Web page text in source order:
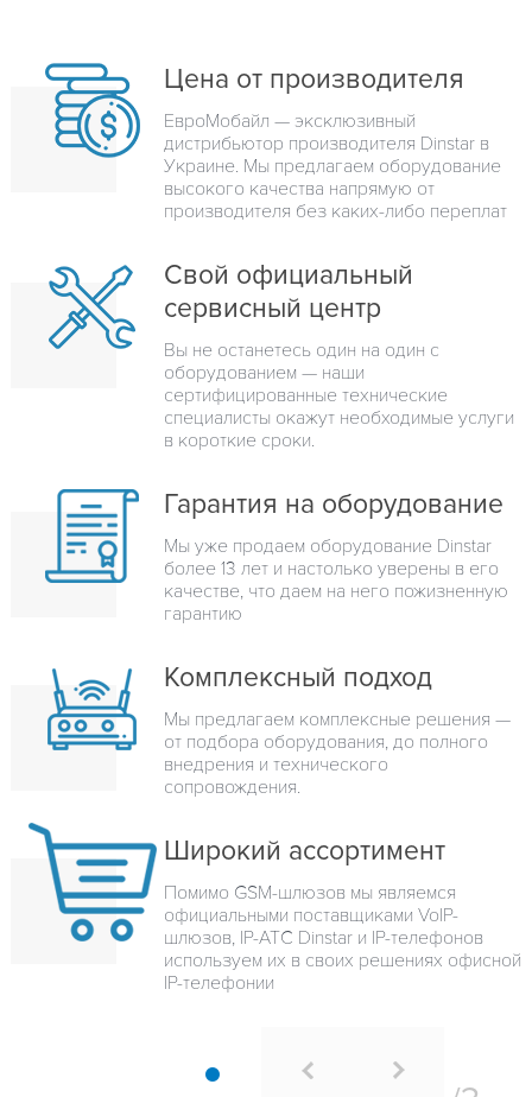
Цена от производителя
ЕвроМобайл — эксклюзивный
дистрибьютор производителя Dinstar в
Украине. Мы предлагаем оборудование
высокого качества напрямую от
производителя без каких-либо переплат
Свой официальный
сервисный центр
Вы не останетесь один на один с
оборудованием — наши
сертифицированные технические
специалисты окажут необходимые услуги
в короткие сроки.
Гарантия на оборудование
Мы уже продаем оборудование Dinstar
более 13 лет и настолько уверены в его
качестве, что даем на него пожизненную
гарантию
Комплексный подход
Мы предлагаем комплексные решения —
от подбора оборудования, до полного
внедрения и технического
сопровождения.
Широкий ассортимент
Помимо GSM-шлюзов мы являемся
официальными поставщиками VoIP-
шлюзов, IP-ATC Dinstar и IP-телефонов
используем их в своих решениях офисной
IP-телефонии